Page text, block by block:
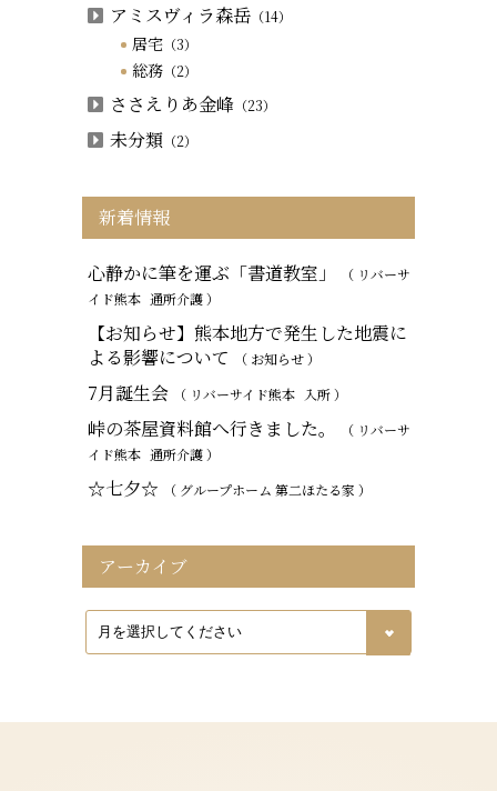
アミスヴィラ森岳（14）
居宅（3）
総務（2）
ささえりあ金峰（23）
未分類（2）
新着情報
心静かに筆を運ぶ「書道教室」
（ リバーサ
イド熊本 通所介護）
【お知らせ】熊本地方で発生した地震に
よる影響について
（ お知らせ ）
7月誕生会 （ リバーサイド熊本 入所）
峠の茶屋資料館へ行きました。
（ リバーサ
イド熊本 通所介護）
☆七夕☆ （ グループホーム 第二ほたる家 ）
アーカイブ